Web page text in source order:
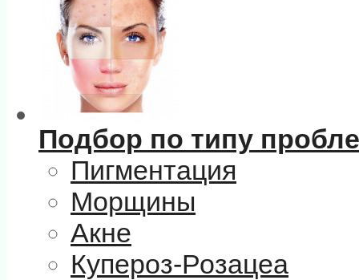
Подбор по типу
Пигментация
Морщины
Акне
Купероз-Розацеа